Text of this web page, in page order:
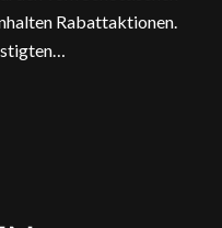
Rabattaktionen.